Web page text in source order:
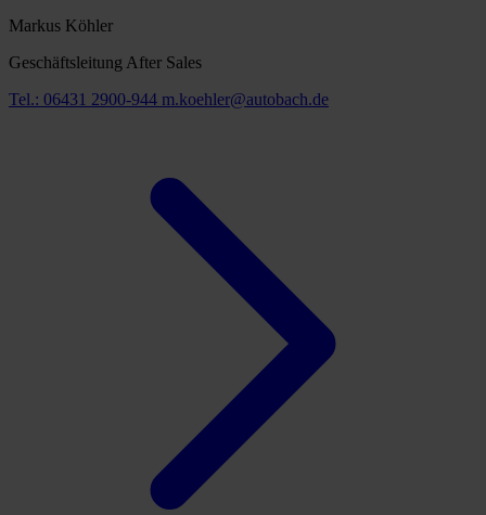
Markus Köhler
Geschäftsleitung After Sales
Tel.: 06431 2900-944 m.koehler@autobach.de